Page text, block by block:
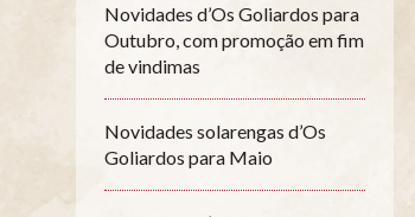
Novidades d’Os Goliardos para
Outubro, com promoção em fim
de vindimas
Novidades solarengas d’Os
Goliardos para Maio